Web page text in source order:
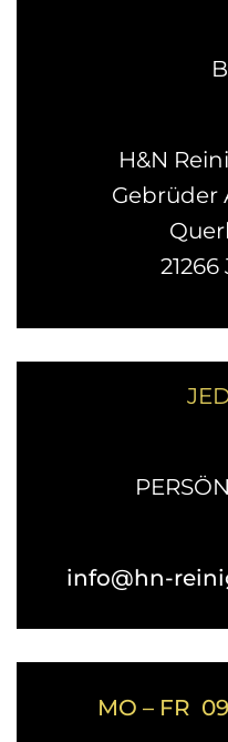
H&N
Gebrüder
info@hn-
MO – FR